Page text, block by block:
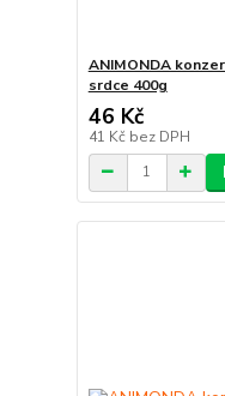
ANIMONDA
srdce 400g
46 Kč
41 Kč bez DPH